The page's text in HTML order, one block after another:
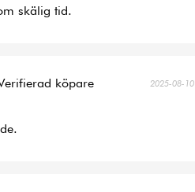
skälig tid.
köpare 2025-08-10